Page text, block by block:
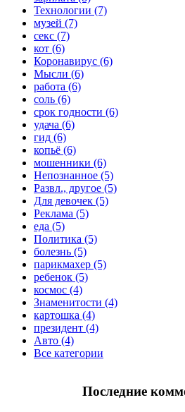
Технологии (7)
музей (7)
секс (7)
кот (6)
Коронавирус (6)
Мысли (6)
работа (6)
соль (6)
срок годности (6)
удача (6)
гид (6)
копьё (6)
мошенники (6)
Непознанное (5)
Развл., другое (5)
Для девочек (5)
Реклама (5)
еда (5)
Политика (5)
болезнь (5)
парикмахер (5)
ребенок (5)
космос (4)
Знаменитости (4)
картошка (4)
президент (4)
Авто (4)
Все категории
Последние